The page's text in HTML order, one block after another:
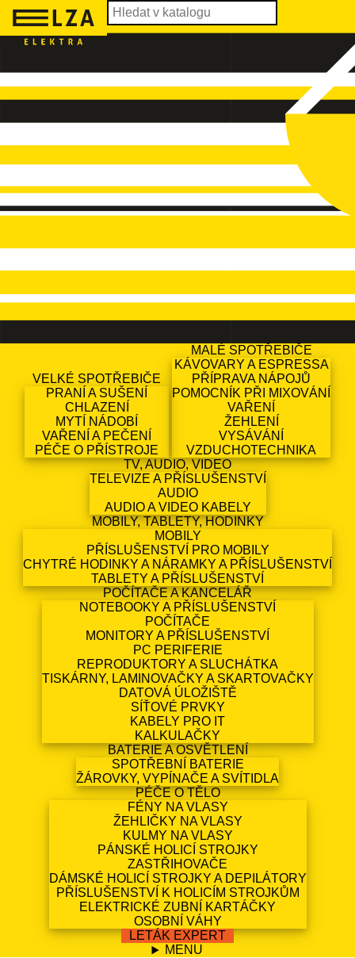
VELKÉ SPOTŘEBIČE
PRANÍ A SUŠENÍ
CHLAZENÍ
MYTÍ NÁDOBÍ
VAŘENÍ A PEČENÍ
PÉČE O PŘÍSTROJE
MALÉ SPOTŘEBIČE
KÁVOVARY A ESPRESSA
PŘÍPRAVA NÁPOJŮ
POMOCNÍK PŘI MIXOVÁNÍ
VAŘENÍ
ŽEHLENÍ
VYSÁVÁNÍ
VZDUCHOTECHNIKA
TV, AUDIO, VIDEO
TELEVIZE A PŘÍSLUŠENSTVÍ
AUDIO
AUDIO A VIDEO KABELY
MOBILY, TABLETY, HODINKY
MOBILY
PŘÍSLUŠENSTVÍ PRO MOBILY
CHYTRÉ HODINKY A NÁRAMKY A PŘÍSLUŠENSTVÍ
TABLETY A PŘÍSLUŠENSTVÍ
POČÍTAČE A KANCELÁŘ
NOTEBOOKY A PŘÍSLUŠENSTVÍ
POČÍTAČE
MONITORY A PŘÍSLUŠENSTVÍ
PC PERIFERIE
REPRODUKTORY A SLUCHÁTKA
TISKÁRNY, LAMINOVAČKY A SKARTOVAČKY
DATOVÁ ÚLOŽIŠTĚ
SÍŤOVÉ PRVKY
KABELY PRO IT
KALKULAČKY
BATERIE A OSVĚTLENÍ
SPOTŘEBNÍ BATERIE
ŽÁROVKY, VYPÍNAČE A SVÍTIDLA
PÉČE O TĚLO
FÉNY NA VLASY
ŽEHLIČKY NA VLASY
KULMY NA VLASY
PÁNSKÉ HOLICÍ STROJKY
ZASTŘIHOVAČE
DÁMSKÉ HOLICÍ STROJKY A DEPILÁTORY
PŘÍSLUŠENSTVÍ K HOLICÍM STROJKŮM
ELEKTRICKÉ ZUBNÍ KARTÁČKY
OSOBNÍ VÁHY
LETÁK EXPERT
MENU